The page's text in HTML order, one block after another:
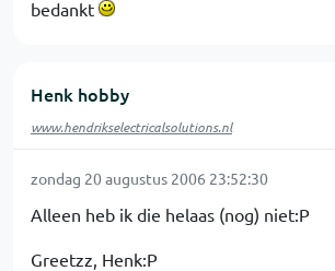
bedankt
Henk hobby
www.hendrikselectricalsolutions.nl
zondag 20 augustus 2006 23:52:30
Alleen heb ik die helaas (nog) niet:P
Greetzz, Henk:P